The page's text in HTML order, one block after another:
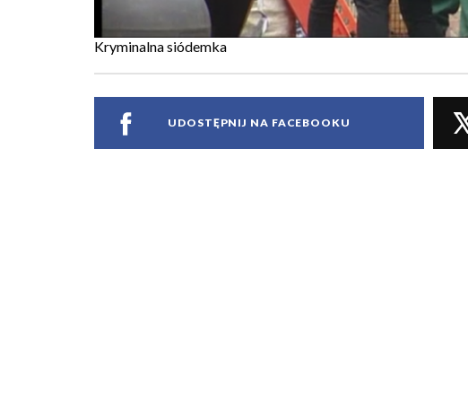
Kryminalna siódemka
UDOSTĘPNIJ NA FACEBOOKU